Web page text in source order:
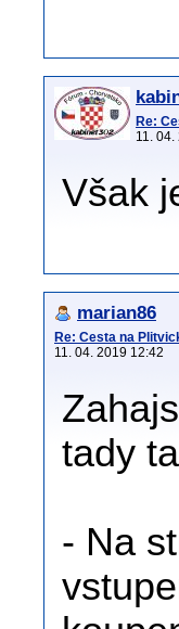
Re:
11.
Však
marian86
Re: Cesta na
11. 04. 2019 12:42
tady
- Na